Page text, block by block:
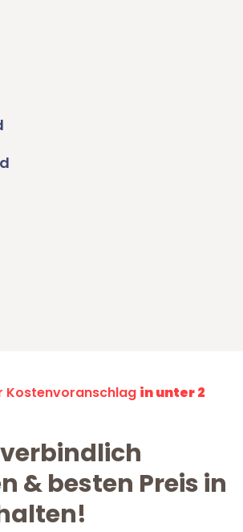
Kostenvoranschlag in unter 2
& besten Preis in